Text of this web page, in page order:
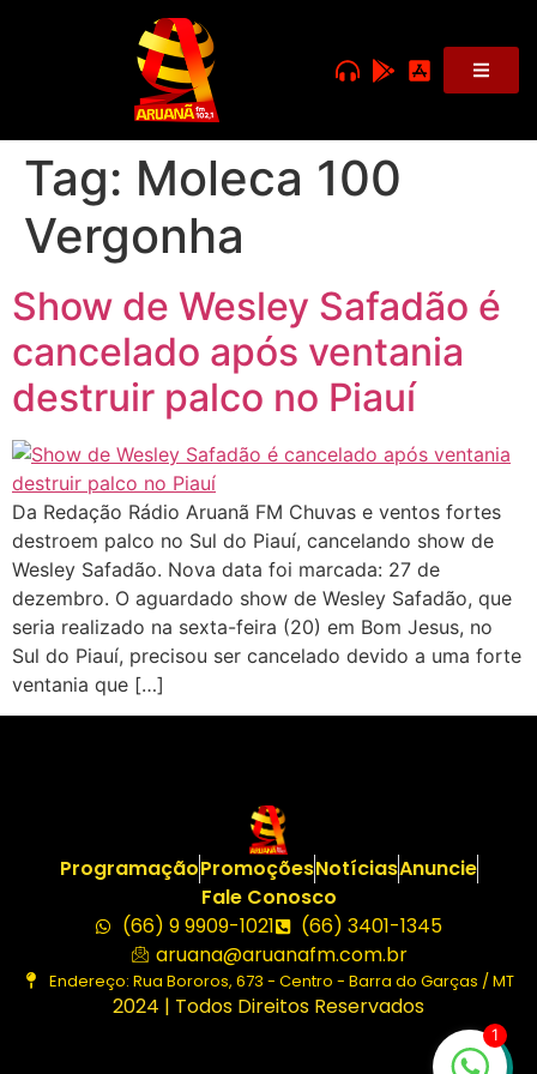
Tag: Moleca 100
Vergonha
Show de Wesley Safadão é
cancelado após ventania
destruir palco no Piauí
Da Redação Rádio Aruanã FM Chuvas e ventos fortes
destroem palco no Sul do Piauí, cancelando show de
Wesley Safadão. Nova data foi marcada: 27 de
dezembro. O aguardado show de Wesley Safadão, que
seria realizado na sexta-feira (20) em Bom Jesus, no
Sul do Piauí, precisou ser cancelado devido a uma forte
ventania que […]
ProgramaçãoPromoçõesNotíciasAnuncie
Fale Conosco
(66) 9 9909-1021
(66) 3401-1345
aruana@aruanafm.com.br
Endereço: Rua Bororos, 673 - Centro - Barra do Garças / MT
2024 | Todos Direitos Reservados
1